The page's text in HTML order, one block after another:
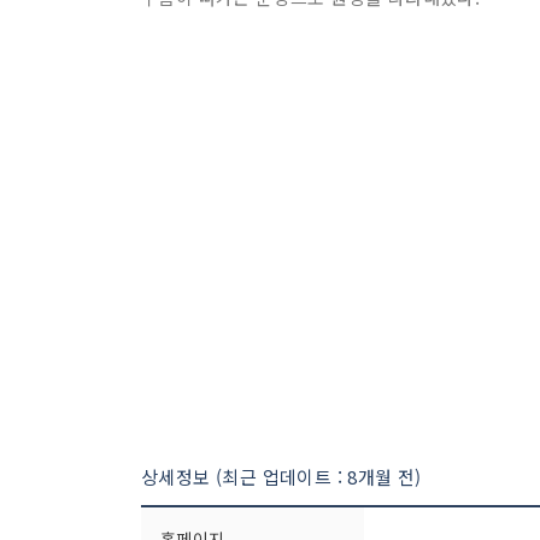
상세정보 (최근 업데이트 : 8개월 전)